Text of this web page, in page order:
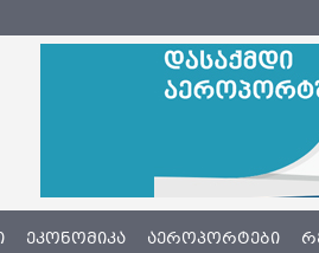
ᲔᲙᲝᲜᲝᲛᲘᲙᲐ ᲐᲔᲠᲝᲞᲝᲠᲢᲔᲑᲘ